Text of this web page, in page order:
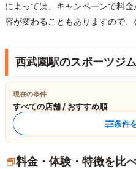
によっては、キャンペーンで料
容が変わることもありますので、
西武園駅のスポーツジ
現在の条件
すべての店舗 / おすすめ順
条件
料金・体験・特徴を比